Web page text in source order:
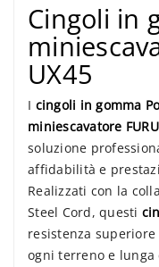
Cingoli in
UX45
I cingoli in gomma
miniescavatore
soluzione
affidabilità e
Realizzati con la
Steel Cord, questi
resistenza
ogni terreno e